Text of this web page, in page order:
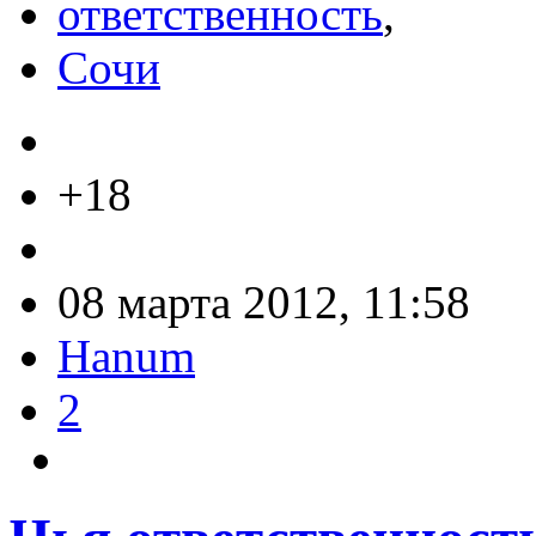
ответственность,
Сочи
+18
08 марта 2012, 11:58
Hanum
2